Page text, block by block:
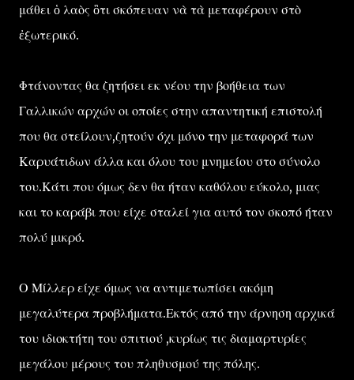
μάθει ὁ λαὸς ὃτι σκόπευαν νὰ τὰ μεταφέρουν στὸ
ἐξωτερικό.
Φτάνοντας θα ζητήσει εκ νέου την βοήθεια των
Γαλλικών αρχών οι οποίες στην απαντητική επιστολή
που θα στείλουν,ζητούν όχι μόνο την μεταφορά των
Καρυάτιδων άλλα και όλου του μνημείου στο σύνολο
του.Κάτι που όμως δεν θα ήταν καθόλου εύκολο, μιας
και το καράβι που είχε σταλεί για αυτό τον σκοπό ήταν
πολύ μικρό.
Ο Μίλλερ είχε όμως να αντιμετωπίσει ακόμη
μεγαλύτερα προβλήματα.Εκτός από την άρνηση αρχικά
του ιδιοκτήτη του σπιτιού ,κυρίως τις διαμαρτυρίες
μεγάλου μέρους του πληθυσμού της πόλης.